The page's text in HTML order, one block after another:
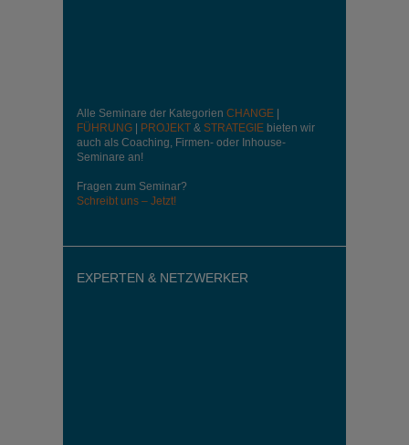
Alle Seminare der Kategorien CHANGE
FÜHRUNG
PROJEKT & STRATEGIE bieten wir
auch als Coaching, Firmen- oder Inhouse-
Seminare an!
Fragen zum Seminar?
Schreibt uns – Jetzt!
EXPERTEN & NETZWERKER